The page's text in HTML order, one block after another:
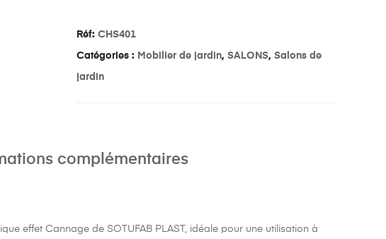
Réf: CHS401
Catégories : Mobilier de jardin, SALONS, Salons de
jardin
complémentaires
effet Cannage de SOTUFAB PLAST, idéale pour une utilisation à